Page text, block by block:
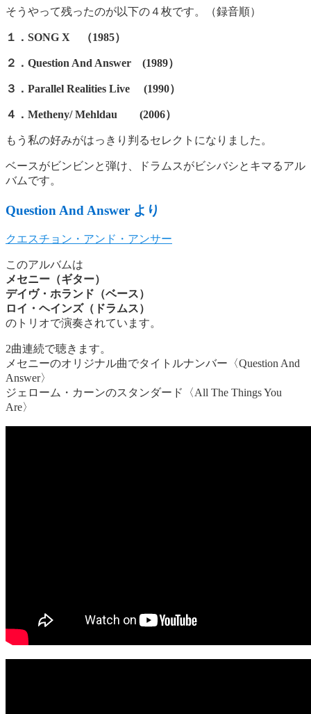
そうやって残ったのが以下の４枚です。（録音順）
１．SONG X （1985）
２．Question And Answer (1989）
３．Parallel Realities Live (1990）
４．Metheny/ Mehldau (2006）
もう私の好みがはっきり判るセレクトになりました。
ベースがビンビンと弾け、ドラムスがビシバシとキマるアル
バムです。
Question And Answer より
クエスチョン・アンド・アンサー
このアルバムは
メセニー（ギター）
デイヴ・ホランド（ベース）
ロイ・ヘインズ（ドラムス）
のトリオで演奏されています。
2曲連続で聴きます。
メセニーのオリジナル曲でタイトルナンバー〈Question And
Answer〉
ジェローム・カーンのスタンダード〈All The Things You
Are〉